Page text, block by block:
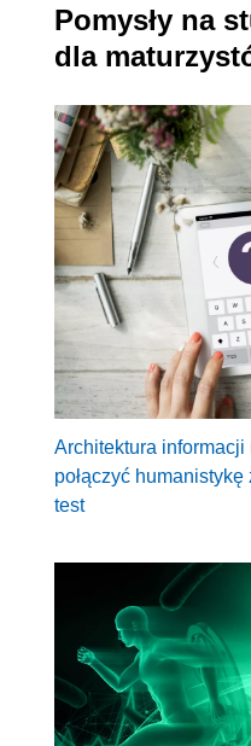
Pomysły na
dla
Architektura
połączyć
test